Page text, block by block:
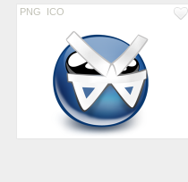
PNG ICO